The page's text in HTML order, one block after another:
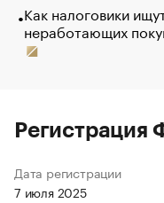
Как налоговики
неработающих
Регистрация
Дата регистрации
7 июля 2025